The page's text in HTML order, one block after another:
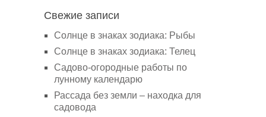
Свежие записи
Солнце в знаках зодиака: Рыбы
Солнце в знаках зодиака: Телец
Садово-огородные работы по
лунному календарю
Рассада без земли – находка для
садовода